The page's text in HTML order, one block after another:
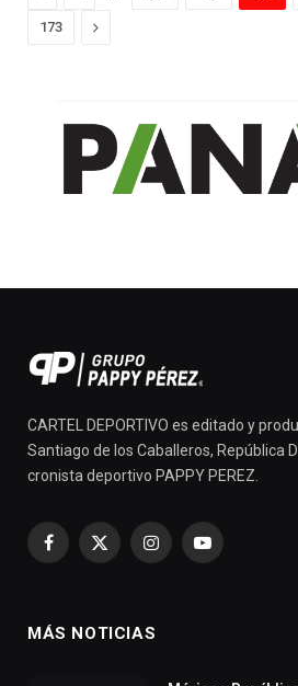
173 Next
CARTEL DEPORTIVO es editado y
Santiago de los Caballeros, República
cronista deportivo PAPPY PEREZ.
Facebook
X
InstagramYouTube
MÁS NOTICIAS